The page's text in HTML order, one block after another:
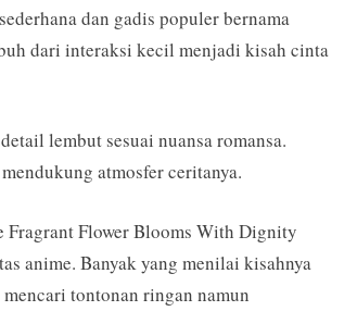
Anime
Romance
Tayang
di
dan gadis populer bernama
dari interaksi kecil menjadi kisah cinta
lembut sesuai nuansa romansa.
atmosfer ceritanya.
Fragrant Flower Blooms With Dignity
anime. Banyak yang menilai kisahnya
tontonan ringan namun